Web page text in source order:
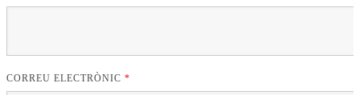
CORREU ELECTRÒNIC *